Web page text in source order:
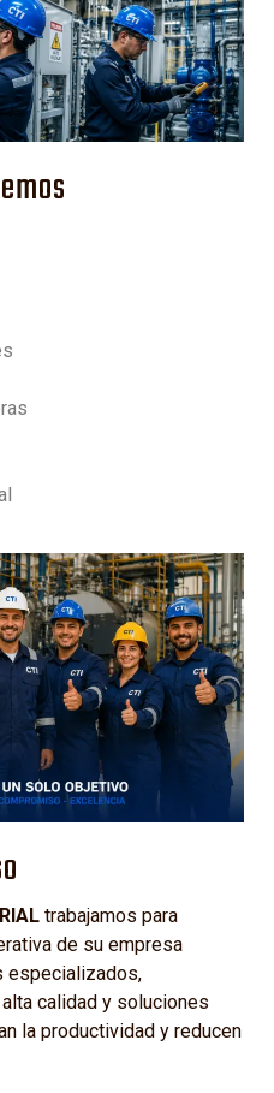
trabajamos para
de su empresa
especializados,
calidad y soluciones
la productividad y reducen